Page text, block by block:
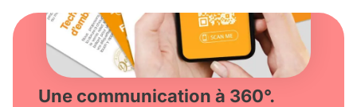
Une communication à 360°.